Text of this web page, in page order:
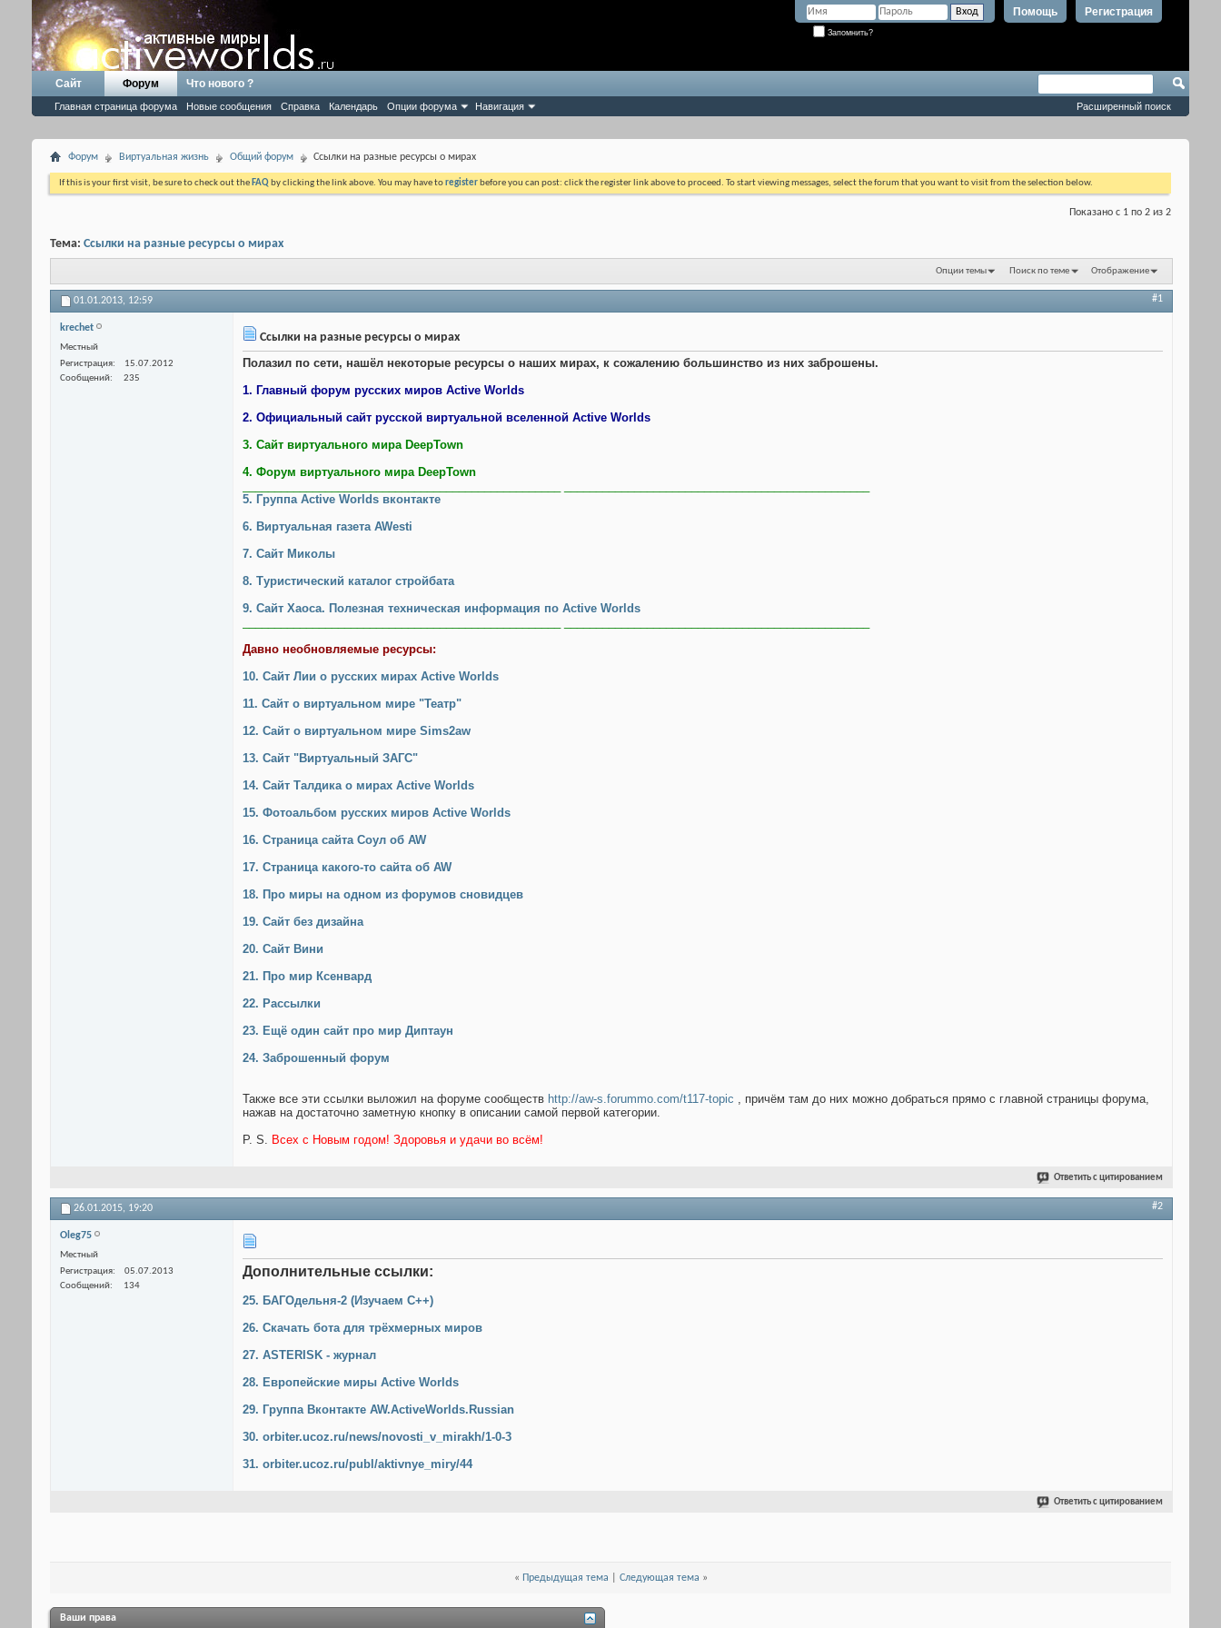
Регистрация
Помощь
Запомнить?
Сайт Форум
Главная страница форума Новые сообщения Справка Календарь Опции форума Навигация
Что нового ?
Расширенный поиск
Форум Виртуальная жизнь Общий форум Ссылки на разные ресурсы о мирах
If this is your first visit, be sure to check out the FAQ by clicking the link above. You may have toregister before you can post: click the register link above to proceed. To start viewing messages, select the forum that you want to visit from the selection below.
Показано с 1 по 2 из 2
Тема: Ссылки на разные ресурсы о мирах
Опции темы Поиск по теме Отображение
01.01.2013, 12:59 #1
krechet
Местный
Регистрация
15.07.2012
Сообщений
235
Ссылки на разные ресурсы о мирах
Полазил по сети, нашёл некоторые ресурсы о наших мирах, к сожалению большинство из них заброшены.
1. Главный форум русских миров Active Worlds
2. Официальный сайт русской виртуальной вселенной Active Worlds
3. Сайт виртуального мира DeepTown
4. Форум виртуального мира DeepTown
5. Группа Active Worlds вконтакте
6. Виртуальная газета AWesti
7. Сайт Миколы
8. Туристический каталог стройбата
9. Сайт Хаоса. Полезная техническая информация по Active Worlds
Давно необновляемые ресурсы:
10. Сайт Лии о русских мирах Active Worlds
11. Сайт о виртуальном мире "Театр"
12. Сайт о виртуальном мире Sims2aw
13. Сайт "Виртуальный ЗАГС"
14. Сайт Талдика о мирах Active Worlds
15. Фотоальбом русских миров Active Worlds
16. Страница сайта Соул об AW
17. Страница какого-то сайта об AW
18. Про миры на одном из форумов сновидцев
19. Сайт без дизайна
20. Сайт Вини
21. Про мир Ксенвард
22. Рассылки
23. Ещё один сайт про мир Диптаун
24. Заброшенный форум
Также все эти ссылки выложил на форуме сообществ http://aw-s.forummo.com/t117-topic , причём там до них можно добраться прямо с главной страницы форума,
нажав на достаточно заметную кнопку в описании самой первой категории.
P. S. Всех с Новым годом! Здоровья и удачи во всём!
Ответить с цитированием
26.01.2015, 19:20 #2
Olеg75
Местный
Регистрация
05.07.2013
Сообщений
134
Дополнительные ссылки:
25. БАГОдельня-2 (Изучаем C++)
26. Скачать бота для трёхмерных миров
27. ASTERISK - журнал
28. Европейские миры Active Worlds
29. Группа Вконтакте AW.ActiveWorlds.Russian
30. orbiter.ucoz.ru/news/novosti_v_mirakh/1-0-3
31. orbiter.ucoz.ru/publ/aktivnye_miry/44
Ответить с цитированием
« Предыдущая тема Следующая тема »
Ваши права